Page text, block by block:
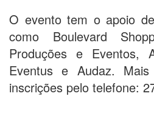
O evento tem o apoio
como Boulevard
Produções e Eventos,
Eventus e Audaz.
inscrições pelo telefone: